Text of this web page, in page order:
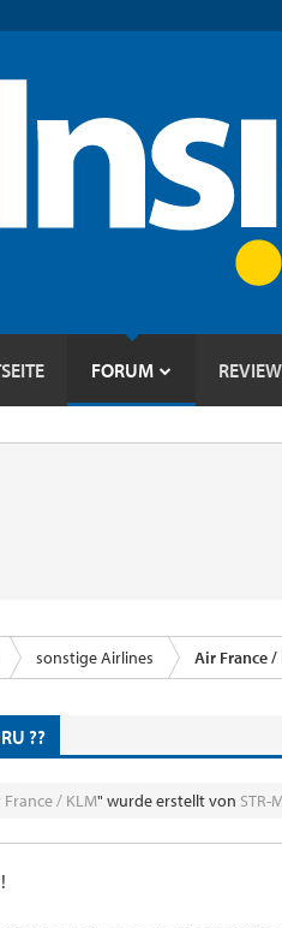
FORUM
sonstige Airlines Air France /
??
France / KLM" wurde erstellt von STR-